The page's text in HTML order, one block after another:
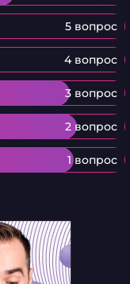
5 вопрос
4 вопрос
3 вопрос
2 вопрос
1 вопрос